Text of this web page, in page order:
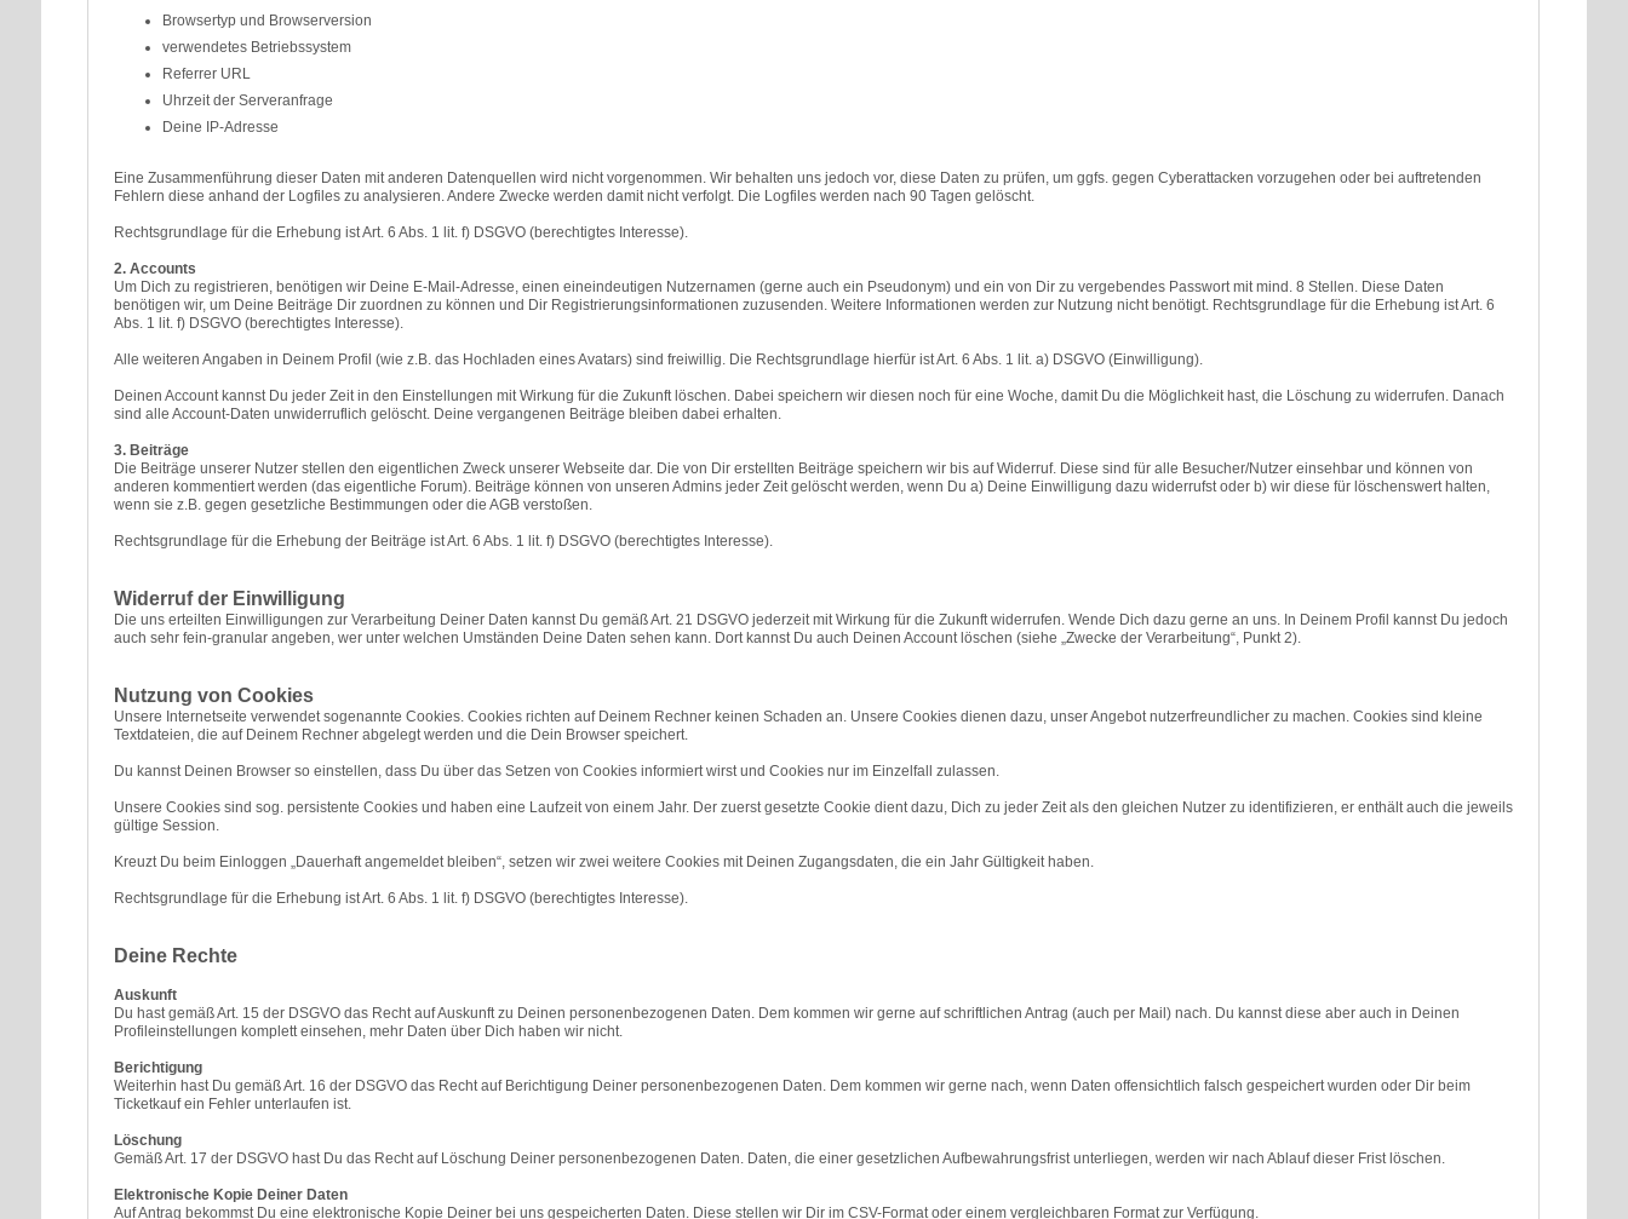
Browsertyp und Browserversion
verwendetes Betriebssystem
Referrer URL
Uhrzeit der Serveranfrage
Deine IP-Adresse
Eine Zusammenführung dieser Daten mit anderen Datenquellen wird nicht vorgenommen. Wir behalten uns jedoch vor, diese Daten zu prüfen, um ggfs. gegen Cyberattacken vorzugehen oder bei auftretenden
Fehlern diese anhand der Logfiles zu analysieren. Andere Zwecke werden damit nicht verfolgt. Die Logfiles werden nach 90 Tagen gelöscht.
Rechtsgrundlage für die Erhebung ist Art. 6 Abs. 1 lit. f) DSGVO (berechtigtes Interesse).
2. Accounts
Um Dich zu registrieren, benötigen wir Deine E-Mail-Adresse, einen eineindeutigen Nutzernamen (gerne auch ein Pseudonym) und ein von Dir zu vergebendes Passwort mit mind. 8 Stellen. Diese Daten
benötigen wir, um Deine Beiträge Dir zuordnen zu können und Dir Registrierungsinformationen zuzusenden. Weitere Informationen werden zur Nutzung nicht benötigt. Rechtsgrundlage für die Erhebung ist Art. 6
Abs. 1 lit. f) DSGVO (berechtigtes Interesse).
Alle weiteren Angaben in Deinem Profil (wie z.B. das Hochladen eines Avatars) sind freiwillig. Die Rechtsgrundlage hierfür ist Art. 6 Abs. 1 lit. a) DSGVO (Einwilligung).
Deinen Account kannst Du jeder Zeit in den Einstellungen mit Wirkung für die Zukunft löschen. Dabei speichern wir diesen noch für eine Woche, damit Du die Möglichkeit hast, die Löschung zu widerrufen. Danach
sind alle Account-Daten unwiderruflich gelöscht. Deine vergangenen Beiträge bleiben dabei erhalten.
3. Beiträge
Die Beiträge unserer Nutzer stellen den eigentlichen Zweck unserer Webseite dar. Die von Dir erstellten Beiträge speichern wir bis auf Widerruf. Diese sind für alle Besucher/Nutzer einsehbar und können von
anderen kommentiert werden (das eigentliche Forum). Beiträge können von unseren Admins jeder Zeit gelöscht werden, wenn Du a) Deine Einwilligung dazu widerrufst oder b) wir diese für löschenswert halten,
wenn sie z.B. gegen gesetzliche Bestimmungen oder die AGB verstoßen.
Rechtsgrundlage für die Erhebung der Beiträge ist Art. 6 Abs. 1 lit. f) DSGVO (berechtigtes Interesse).
Widerruf der Einwilligung
Die uns erteilten Einwilligungen zur Verarbeitung Deiner Daten kannst Du gemäß Art. 21 DSGVO jederzeit mit Wirkung für die Zukunft widerrufen. Wende Dich dazu gerne an uns. In Deinem Profil kannst Du jedoch
auch sehr fein-granular angeben, wer unter welchen Umständen Deine Daten sehen kann. Dort kannst Du auch Deinen Account löschen (siehe „Zwecke der Verarbeitung“, Punkt 2).
Nutzung von Cookies
Unsere Internetseite verwendet sogenannte Cookies. Cookies richten auf Deinem Rechner keinen Schaden an. Unsere Cookies dienen dazu, unser Angebot nutzerfreundlicher zu machen. Cookies sind kleine
Textdateien, die auf Deinem Rechner abgelegt werden und die Dein Browser speichert.
Du kannst Deinen Browser so einstellen, dass Du über das Setzen von Cookies informiert wirst und Cookies nur im Einzelfall zulassen.
Unsere Cookies sind sog. persistente Cookies und haben eine Laufzeit von einem Jahr. Der zuerst gesetzte Cookie dient dazu, Dich zu jeder Zeit als den gleichen Nutzer zu identifizieren, er enthält auch die jeweils
gültige Session.
Kreuzt Du beim Einloggen „Dauerhaft angemeldet bleiben“, setzen wir zwei weitere Cookies mit Deinen Zugangsdaten, die ein Jahr Gültigkeit haben.
Rechtsgrundlage für die Erhebung ist Art. 6 Abs. 1 lit. f) DSGVO (berechtigtes Interesse).
Deine Rechte
Auskunft
Du hast gemäß Art. 15 der DSGVO das Recht auf Auskunft zu Deinen personenbezogenen Daten. Dem kommen wir gerne auf schriftlichen Antrag (auch per Mail) nach. Du kannst diese aber auch in Deinen
Profileinstellungen komplett einsehen, mehr Daten über Dich haben wir nicht.
Berichtigung
Weiterhin hast Du gemäß Art. 16 der DSGVO das Recht auf Berichtigung Deiner personenbezogenen Daten. Dem kommen wir gerne nach, wenn Daten offensichtlich falsch gespeichert wurden oder Dir beim
Ticketkauf ein Fehler unterlaufen ist.
Löschung
Gemäß Art. 17 der DSGVO hast Du das Recht auf Löschung Deiner personenbezogenen Daten. Daten, die einer gesetzlichen Aufbewahrungsfrist unterliegen, werden wir nach Ablauf dieser Frist löschen.
Elektronische Kopie Deiner Daten
Auf Antrag bekommst Du eine elektronische Kopie Deiner bei uns gespeicherten Daten. Diese stellen wir Dir im CSV-Format oder einem vergleichbaren Format zur Verfügung.